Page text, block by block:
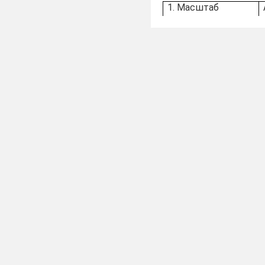
1. Масштаб